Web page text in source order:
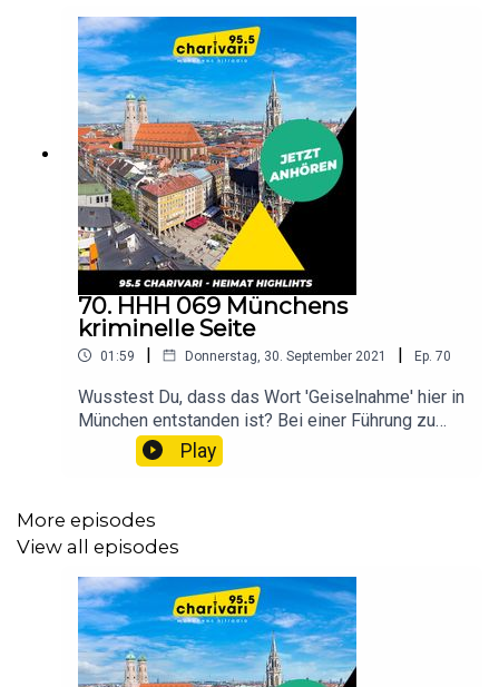
70. HHH 069 Münchens
kriminelle Seite
01:59 | Donnerstag, 30. September 2021 | Ep. 70
Wusstest Du, dass das Wort 'Geiselnahme' hier in
München entstanden ist? Bei einer Führung zu
den berühmtesten Tatorten Münchens findest Du
raus, wie es dazu gekommen ist. Hör rein!
Play
More episodes
View all episodes